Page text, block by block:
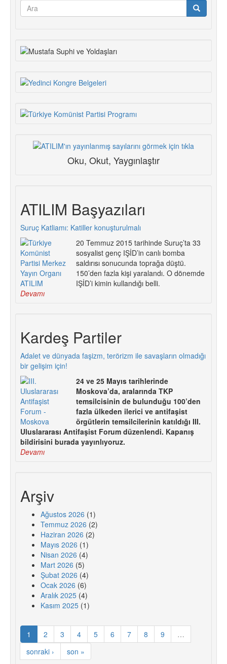
Arama
Oku, Okut, Yaygınlaştır
ATILIM Başyazıları
Suruç Katliamı: Katiller konuşturulmalı
20 Temmuz 2015 tarihinde Suruç’ta 33
sosyalist genç IŞİD’in canlı bomba
saldırısı sonucunda toprağa düştü.
150’den fazla kişi yaralandı. O dönemde
IŞİD’i kimin kullandığı belli.
Devamı
Kardeş Partiler
Adalet ve dünyada faşizm, terörizm ile savaşların olmadığı
bir gelişim için!
24 ve 25 Mayıs tarihlerinde
Moskova’da, aralarında TKP
temsilcisinin de bulunduğu 100’den
fazla ülkeden ilerici ve antifaşist
örgütlerin temsilcilerinin katıldığı III.
Uluslararası Antifaşist Forum düzenlendi. Kapanış
bildirisini burada yayınlıyoruz.
Devamı
Arşiv
Ağustos 2026 (1)
Temmuz 2026 (2)
Haziran 2026 (2)
Mayıs 2026 (1)
Nisan 2026 (4)
Mart 2026 (5)
Şubat 2026 (4)
Ocak 2026 (6)
Aralık 2025 (4)
Kasım 2025 (1)
1 2 3 4 5 6 7 8 9
…
sonraki ›
son »